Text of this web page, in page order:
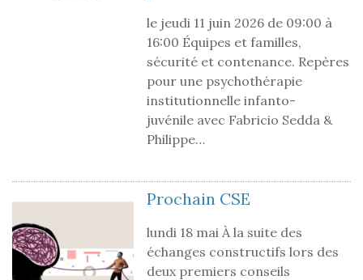
le jeudi 11 juin 2026 de 09:00 à
16:00 Équipes et familles,
sécurité et contenance. Repères
pour une psychothérapie
institutionnelle infanto-
juvénile avec Fabricio Sedda &
Philippe…
Prochain CSE
lundi 18 mai À la suite des
échanges constructifs lors des
deux premiers conseils